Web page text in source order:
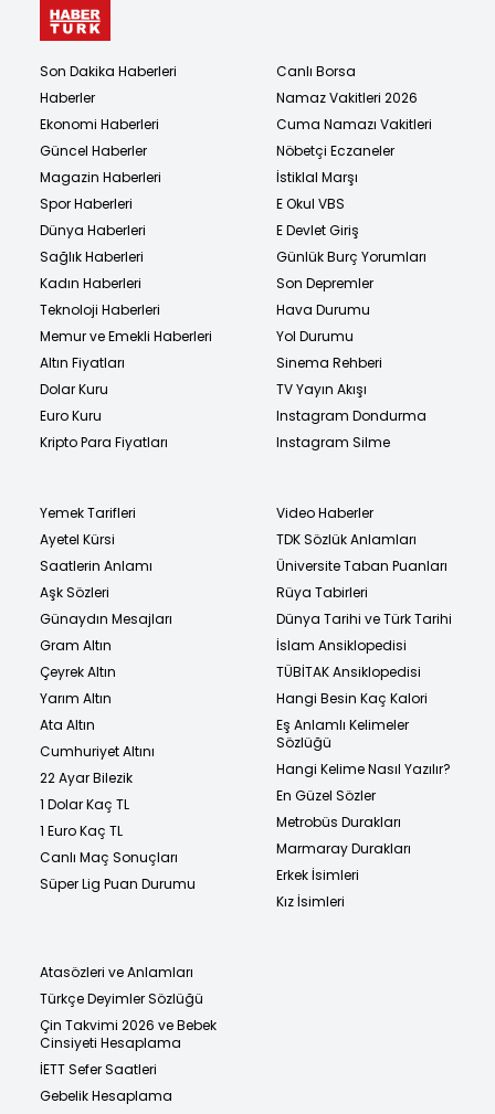
Son Dakika Haberleri
Haberler
Ekonomi Haberleri
Güncel Haberler
Magazin Haberleri
Spor Haberleri
Dünya Haberleri
Sağlık Haberleri
Kadın Haberleri
Teknoloji Haberleri
Memur ve Emekli Haberleri
Altın Fiyatları
Dolar Kuru
Euro Kuru
Kripto Para Fiyatları
Canlı Borsa
Namaz Vakitleri 2026
Cuma Namazı Vakitleri
Nöbetçi Eczaneler
İstiklal Marşı
E Okul VBS
E Devlet Giriş
Günlük Burç Yorumları
Son Depremler
Hava Durumu
Yol Durumu
Sinema Rehberi
TV Yayın Akışı
Instagram Dondurma
Instagram Silme
Yemek Tarifleri
Ayetel Kürsi
Saatlerin Anlamı
Aşk Sözleri
Günaydın Mesajları
Gram Altın
Çeyrek Altın
Yarım Altın
Ata Altın
Cumhuriyet Altını
22 Ayar Bilezik
1 Dolar Kaç TL
1 Euro Kaç TL
Canlı Maç Sonuçları
Süper Lig Puan Durumu
Video Haberler
TDK Sözlük Anlamları
Üniversite Taban Puanları
Rüya Tabirleri
Dünya Tarihi ve Türk Tarihi
İslam Ansiklopedisi
TÜBİTAK Ansiklopedisi
Hangi Besin Kaç Kalori
Eş Anlamlı Kelimeler
Sözlüğü
Hangi Kelime Nasıl Yazılır?
En Güzel Sözler
Metrobüs Durakları
Marmaray Durakları
Erkek İsimleri
Kız İsimleri
Atasözleri ve Anlamları
Türkçe Deyimler Sözlüğü
Çin Takvimi 2026 ve Bebek
Cinsiyeti Hesaplama
İETT Sefer Saatleri
Gebelik Hesaplama